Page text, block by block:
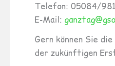
Telefon: 05084/
E-Mail:
Gern können Sie
der zukünftigen